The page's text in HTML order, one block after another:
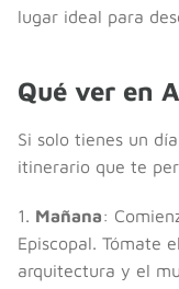
lugar ideal para
Qué ver en
Si solo tienes un
itinerario que te
1. Mañana:
Episcopal. Tómate
arquitectura y el